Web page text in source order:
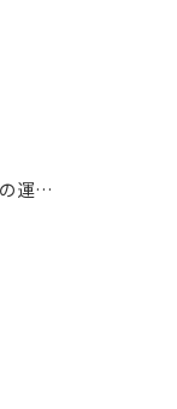
昨日は三女と四女の運動会🥰